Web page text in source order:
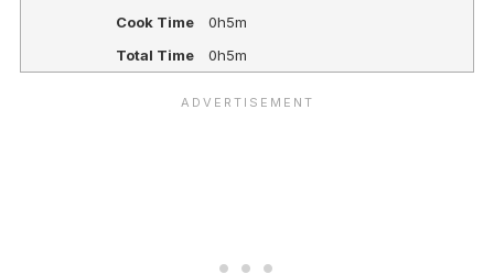
Cook Time
0h5m
Total Time
0h5m